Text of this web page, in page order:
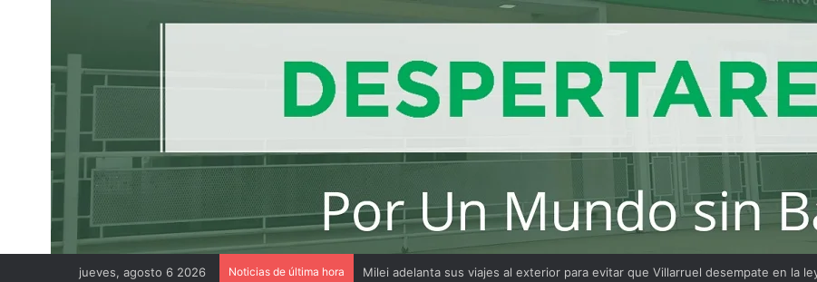
jueves, agosto 6 2026 Noticias de última hora Resistencia se prepara para honrar a San Cayetano con misas y colecta solidaria